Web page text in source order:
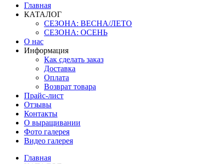
Главная
КАТАЛОГ
СЕЗОНА: ВЕСНА/ЛЕТО
СЕЗОНА: ОСЕНЬ
О нас
Информация
Как сделать заказ
Доставка
Оплата
Возврат товара
Прайс-лист
Отзывы
Контакты
О выращивании
Фото галерея
Видео галерея
Главная